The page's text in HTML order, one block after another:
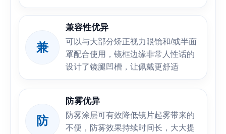
兼
兼容性优异
可以与大部分矫正视力眼镜和/或半面
罩配合使用，镜框边缘非常人性话的
设计了镜腿凹槽，让佩戴更舒适
防
防雾优异
防雾涂层可有效降低镜片起雾带来的
不便，防雾效果持续时间长，大大提